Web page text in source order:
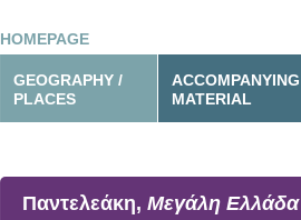
HOMEPAGE
GEOGRAPHY /
PLACES
ACCOMPANYING
MATERIAL
Παντελεάκη, Μεγάλη Ελλάδα